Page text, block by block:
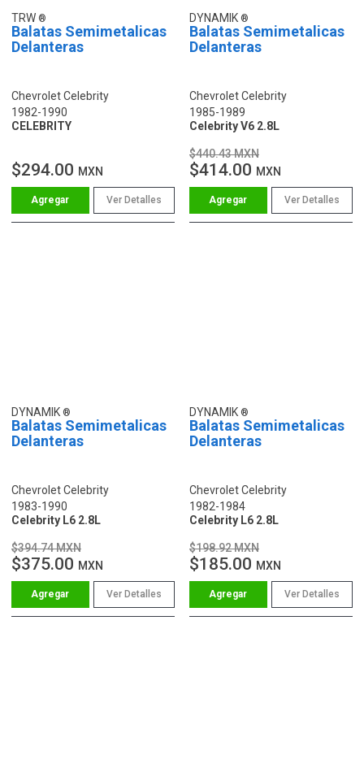
TRW
Balatas Semimetalicas
Delanteras
Chevrolet Celebrity
1982-1990
CELEBRITY
$294.00 MXN
Ver Detalles
DYNAMIK
Balatas Semimetalicas
Delanteras
Chevrolet Celebrity
1985-1989
Celebrity V6 2.8L
$440.43 MXN
$414.00 MXN
Ver Detalles
DYNAMIK
Balatas Semimetalicas
Delanteras
Chevrolet Celebrity
1983-1990
Celebrity L6 2.8L
$394.74 MXN
$375.00 MXN
Ver Detalles
DYNAMIK
Balatas Semimetalicas
Delanteras
Chevrolet Celebrity
1982-1984
Celebrity L6 2.8L
$198.92 MXN
$185.00 MXN
Ver Detalles